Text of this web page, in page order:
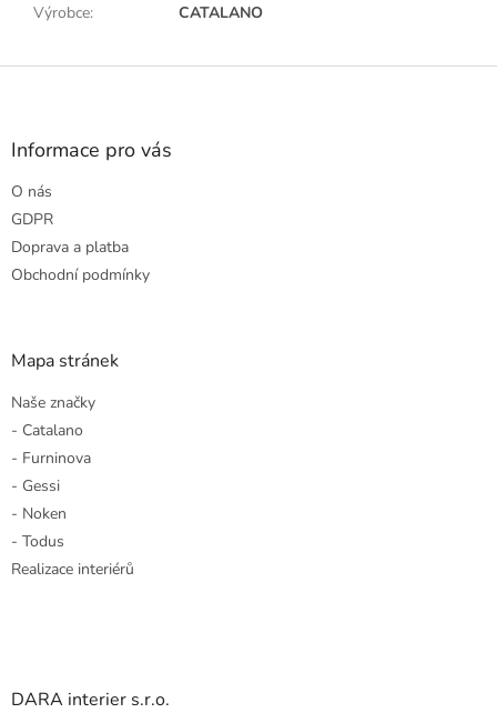
Výrobce: CATALANO
Z
Informace pro vás
O nás
GDPR
Doprava a platba
Obchodní podmínky
Mapa stránek
Naše značky
- Catalano
- Furninova
- Gessi
- Noken
- Todus
Realizace interiérů
DARA interier s.r.o.